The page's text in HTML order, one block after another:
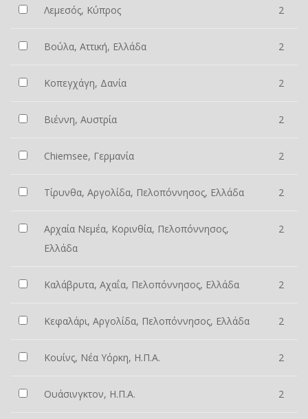
Λεμεσός, Κύπρος 2
Βούλα, Αττική, Ελλάδα 2
Κοπεγχάγη, Δανία 2
Βιέννη, Αυστρία 2
Chiemsee, Γερμανία 2
Τίρυνθα, Αργολίδα, Πελοπόννησος, Ελλάδα 2
Αρχαία Νεμέα, Κορινθία, Πελοπόννησος,
Ελλάδα
2
Καλάβρυτα, Αχαΐα, Πελοπόννησος, Ελλάδα 2
Κεφαλάρι, Αργολίδα, Πελοπόννησος, Ελλάδα 2
Κουίνς, Νέα Υόρκη, Η.Π.Α. 2
Ουάσινγκτον, Η.Π.Α. 2